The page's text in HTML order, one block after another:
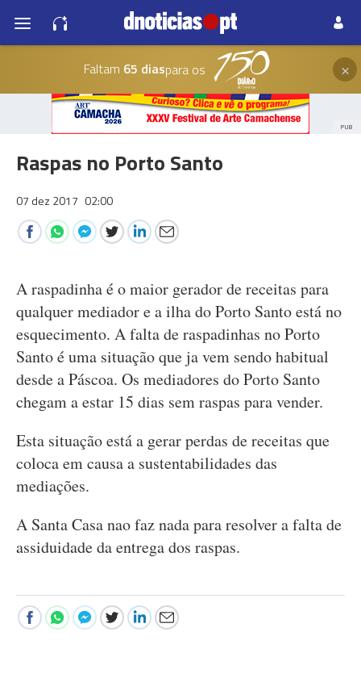
Faltam 65 diaspara os ×
PUB
Raspas no Porto Santo
07 dez 2017 02:00
A raspadinha é o maior gerador de receitas para
qualquer mediador e a ilha do Porto Santo está no
esquecimento. A falta de raspadinhas no Porto
Santo é uma situação que ja vem sendo habitual
desde a Páscoa. Os mediadores do Porto Santo
chegam a estar 15 dias sem raspas para vender.
Esta situação está a gerar perdas de receitas que
coloca em causa a sustentabilidades das
mediações.
A Santa Casa nao faz nada para resolver a falta de
assiduidade da entrega dos raspas.